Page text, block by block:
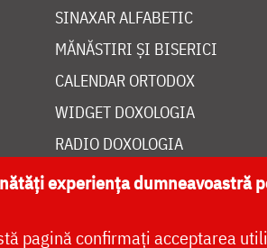
SINAXAR ALFABETIC
MĂNĂSTIRI ȘI BISERICI
CALENDAR ORTODOX
WIDGET DOXOLOGIA
RADIO DOXOLOGIA
experiența dumneavoastră
pagină confirmați acceptarea